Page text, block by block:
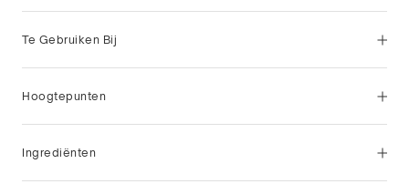
Te Gebruiken Bij
Hoogtepunten
Ingrediënten